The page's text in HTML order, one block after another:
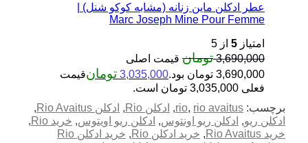
عطر ادکلن ماین زنانه (مشابه کوکو شنل) |
Marc Joseph Mine Pour Femme
امتیاز 5 از 5
3,690,000 تومان قیمت اصلی
3,690,000 تومان بود.
3,035,000 تومانقیمت
فعلی 3,035,000 تومان است.
برچسب:
rio, rio avaitus
, ادکلن Rio , ادکلن Rio Avaitus
,
ادکلن ریو, ادکلن ریو اونتوس, ادکلن ریو اویتوس, خرید Rio
,
خرید Rio Avaitus
, خرید ادکلن Rio ,
خرید ادکلن Rio